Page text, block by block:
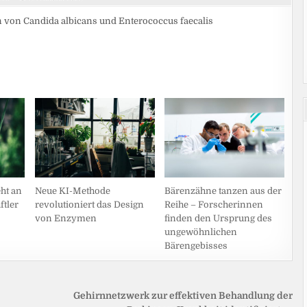
Candida albicans und Enterococcus faecalis
an
Neue KI-Methode
revolutioniert das Design
von Enzymen
Bärenzähne tanzen aus der
Reihe – Forscherinnen
finden den Ursprung des
ungewöhnlichen
Bärengebisses
Gehirnnetzwerk zur effektiven Behandlung der